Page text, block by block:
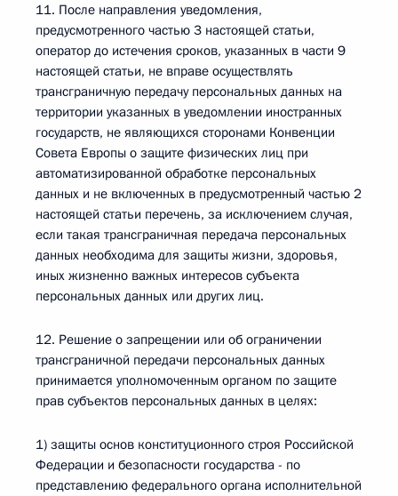
11. После направления уведомления,
предусмотренного частью 3 настоящей статьи,
оператор до истечения сроков, указанных в части 9
настоящей статьи, не вправе осуществлять
трансграничную передачу персональных данных на
территории указанных в уведомлении иностранных
государств, не являющихся сторонами Конвенции
Совета Европы о защите физических лиц при
автоматизированной обработке персональных
данных и не включенных в предусмотренный частью 2
настоящей статьи перечень, за исключением случая,
если такая трансграничная передача персональных
данных необходима для защиты жизни, здоровья,
иных жизненно важных интересов субъекта
персональных данных или других лиц.
12. Решение о запрещении или об ограничении
трансграничной передачи персональных данных
принимается уполномоченным органом по защите
прав субъектов персональных данных в целях:
1) защиты основ конституционного строя Российской
Федерации и безопасности государства - по
представлению федерального органа исполнительной